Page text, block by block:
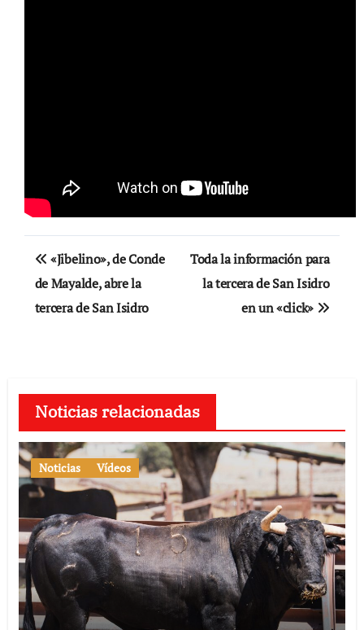
Navegación
de
entradas
«Jibelino», de Conde
de Mayalde, abre la
tercera de San Isidro
Toda la información para
la tercera de San Isidro
en un «click»
Noticias relacionadas
Noticias Vídeos